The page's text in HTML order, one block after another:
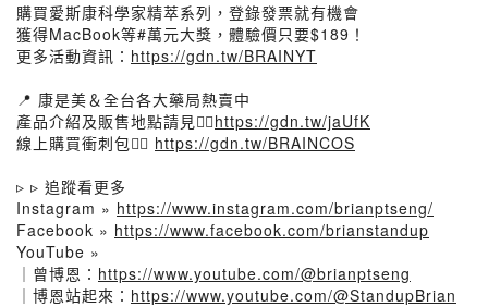
購買愛斯康科學家精萃系列，登錄發票就有機會
獲得MacBook等#萬元大獎，體驗價只要$189！
更多活動資訊： https://gdn.tw/BRAINYT
📍 康是美＆全台各大藥局熱賣中
產品介紹及販售地點請見👉🏻https://gdn.tw/jaUfK
線上購買衝刺包👉🏻 https://gdn.tw/BRAINCOS
▹ ▹ 追蹤看更多
Instagram » https://www.instagram.com/brianptseng/
Facebook » https://www.facebook.com/brianstandup
YouTube »
｜曾博恩： https://www.youtube.com/@brianptseng
｜博恩站起來： https://www.youtube.com/@StandupBrian